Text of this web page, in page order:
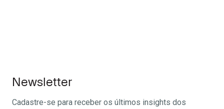
Newsletter
Cadastre-se para receber os últimos insights dos